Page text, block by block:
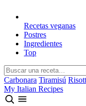
Recetas veganas
Postres
Ingredientes
Top
Carbonara Tiramisú
My Italian Recipes